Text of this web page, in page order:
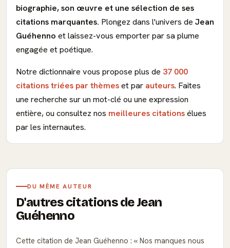
biographie, son œuvre et une sélection de ses
citations marquantes. Plongez dans l'univers de Jean
Guéhenno et laissez-vous emporter par sa plume
engagée et poétique.
Notre dictionnaire vous propose plus de 37 000
citations triées par thèmeset par auteurs. Faites
une recherche sur un mot-clé ou une expression
entière, ou consultez nos meilleures citationsélues
par les internautes.
DU MÊME AUTEUR
D'autres citations de Jean
Guéhenno
Cette citation de Jean Guéhenno :
Nos manques nous